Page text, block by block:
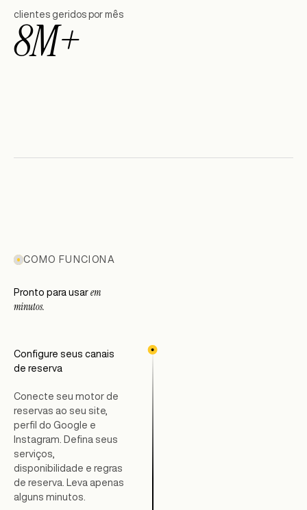
clientes geridos por mês
8M+
COMO FUNCIONA
Pronto para usar em
minutos.
Configure seus canais
de reserva
Conecte seu motor de
reservas ao seu site,
perfil do Google e
Instagram. Defina seus
serviços,
disponibilidade e regras
de reserva. Leva apenas
alguns minutos.